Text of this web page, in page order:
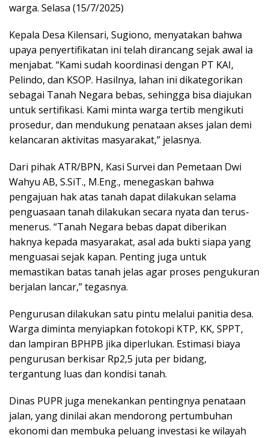
warga. Selasa (15/7/2025)
Kepala Desa Kilensari, Sugiono, menyatakan bahwa
upaya penyertifikatan ini telah dirancang sejak awal ia
menjabat. “Kami sudah koordinasi dengan PT KAI,
Pelindo, dan KSOP. Hasilnya, lahan ini dikategorikan
sebagai Tanah Negara bebas, sehingga bisa diajukan
untuk sertifikasi. Kami minta warga tertib mengikuti
prosedur, dan mendukung penataan akses jalan demi
kelancaran aktivitas masyarakat,” jelasnya.
Dari pihak ATR/BPN, Kasi Survei dan Pemetaan Dwi
Wahyu AB, S.SiT., M.Eng., menegaskan bahwa
pengajuan hak atas tanah dapat dilakukan selama
penguasaan tanah dilakukan secara nyata dan terus-
menerus. “Tanah Negara bebas dapat diberikan
haknya kepada masyarakat, asal ada bukti siapa yang
menguasai sejak kapan. Penting juga untuk
memastikan batas tanah jelas agar proses pengukuran
berjalan lancar,” tegasnya.
Pengurusan dilakukan satu pintu melalui panitia desa.
Warga diminta menyiapkan fotokopi KTP, KK, SPPT,
dan lampiran BPHPB jika diperlukan. Estimasi biaya
pengurusan berkisar Rp2,5 juta per bidang,
tergantung luas dan kondisi tanah.
Dinas PUPR juga menekankan pentingnya penataan
jalan, yang dinilai akan mendorong pertumbuhan
ekonomi dan membuka peluang investasi ke wilayah